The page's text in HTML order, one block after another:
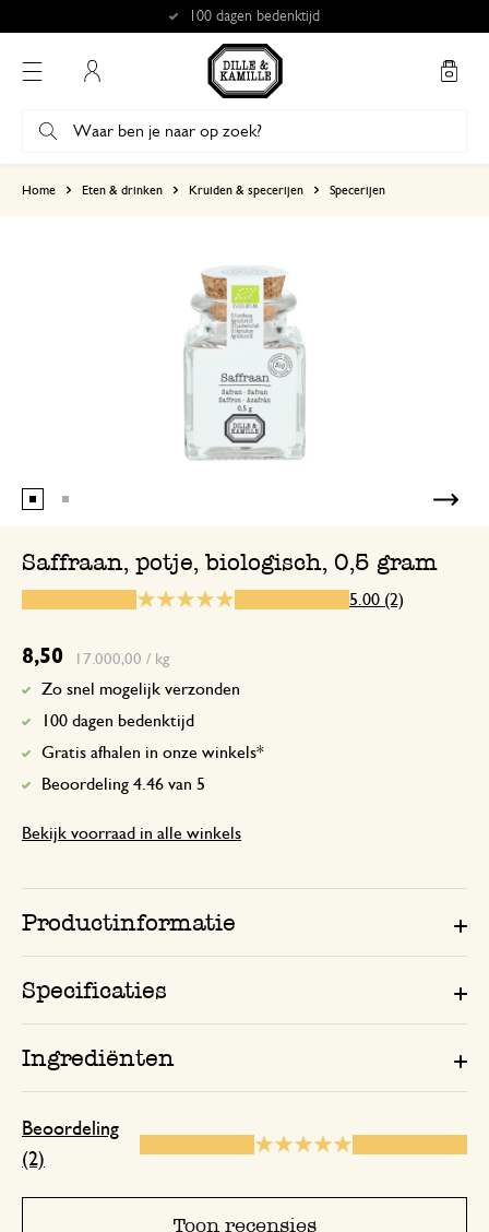
100 dagen bedenktijd
Home Eten & drinken Kruiden & specerijen Specerijen
Saffraan, potje, biologisch, 0,5 gram
5.00 (2)
8,50 17.000,00 / kg
Zo snel mogelijk verzonden
100 dagen bedenktijd
Gratis afhalen in onze winkels*
Beoordeling 4.46 van 5
Bekijk voorraad in alle winkels
Productinformatie
Specificaties
Ingrediënten
Beoordeling
(2)
Toon recensies
2
1
6 augustus 2025